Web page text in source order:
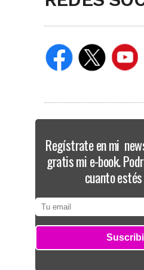
Regístrate en mi
gratis mi e-book.
cuanto